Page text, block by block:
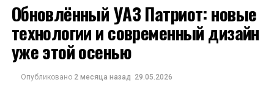
Обновлённый УАЗ Патриот: новые
технологии и современный дизайн
уже этой осенью
Опубликовано 2 месяца назад 29.05.2026